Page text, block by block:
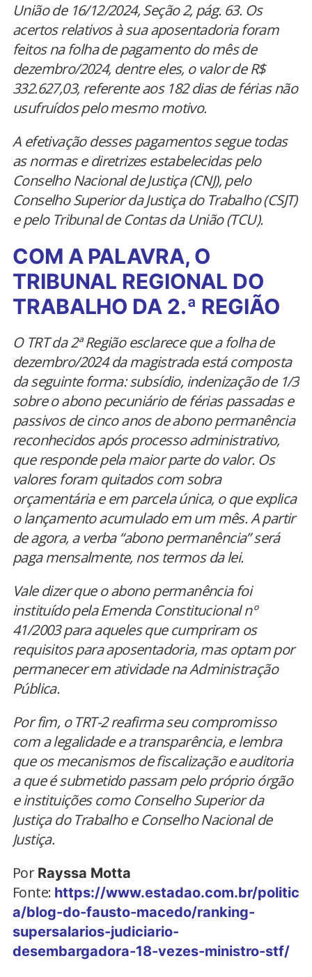
União de 16/12/2024, Seção 2, pág. 63. Os
acertos relativos à sua aposentadoria foram
feitos na folha de pagamento do mês de
dezembro/2024, dentre eles, o valor de R$
332.627,03, referente aos 182 dias de férias não
usufruídos pelo mesmo motivo.
A efetivação desses pagamentos segue todas
as normas e diretrizes estabelecidas pelo
Conselho Nacional de Justiça (CNJ), pelo
Conselho Superior da Justiça do Trabalho (CSJT)
e pelo Tribunal de Contas da União (TCU).
COM A PALAVRA, O
TRIBUNAL REGIONAL DO
TRABALHO DA 2.ª REGIÃO
O TRT da 2ª Região esclarece que a folha de
dezembro/2024 da magistrada está composta
da seguinte forma: subsídio, indenização de 1/3
sobre o abono pecuniário de férias passadas e
passivos de cinco anos de abono permanência
reconhecidos após processo administrativo,
que responde pela maior parte do valor. Os
valores foram quitados com sobra
orçamentária e em parcela única, o que explica
o lançamento acumulado em um mês. A partir
de agora, a verba “abono permanência” será
paga mensalmente, nos termos da lei.
Vale dizer que o abono permanência foi
instituído pela Emenda Constitucional nº
41/2003 para aqueles que cumpriram os
requisitos para aposentadoria, mas optam por
permanecer em atividade na Administração
Pública.
Por fim, o TRT-2 reafirma seu compromisso
com a legalidade e a transparência, e lembra
que os mecanismos de fiscalização e auditoria
a que é submetido passam pelo próprio órgão
e instituições como Conselho Superior da
Justiça do Trabalho e Conselho Nacional de
Justiça.
Por Rayssa Motta
Fonte: https://www.estadao.com.br/politic
a/blog-do-fausto-macedo/ranking-
supersalarios-judiciario-
desembargadora-18-vezes-ministro-stf/